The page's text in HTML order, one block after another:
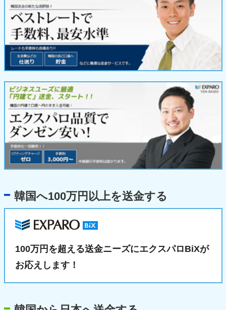
韓国へ100万円以上を送金する
100万円を超える送金ニーズにエクスパロBiXが
お応えします！